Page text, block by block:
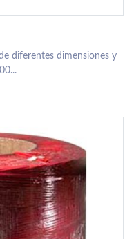
diferentes dimensiones y